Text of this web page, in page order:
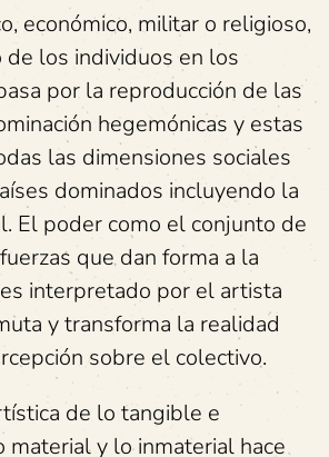
económico, militar o religioso,
los individuos en los
por la reproducción de las
hegemónicas y estas
las dimensiones sociales
dominados incluyendo la
El poder como el conjunto de
que dan forma a la
interpretado por el artista
y transforma la realidad
sobre el colectivo.
de lo tangible e
material y lo inmaterial hace